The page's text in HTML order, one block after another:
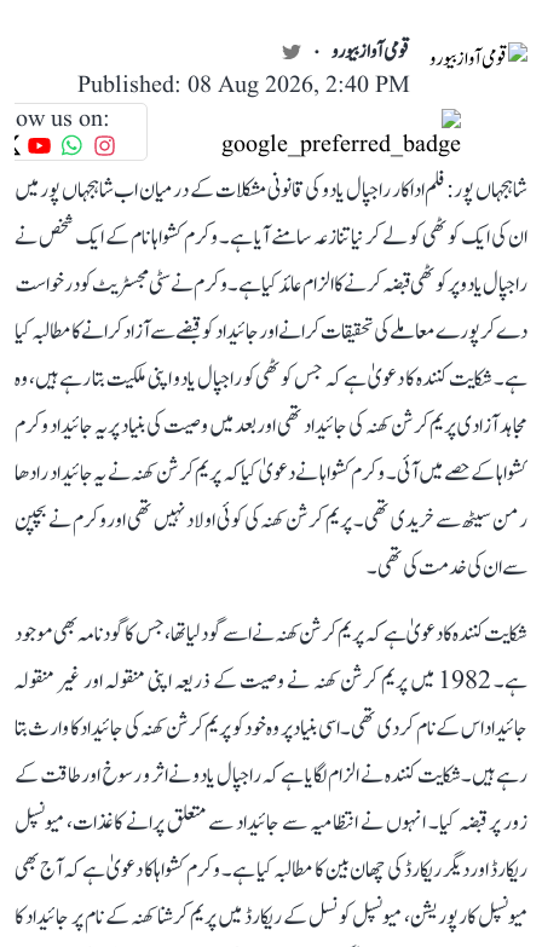
قومی آواز بیورو
Published: 08 Aug 2026, 2:40 PM
us on:
شاہجہاں پور: فلم اداکار راجپال یادو کی قانونی مشکلات کے درمیان اب شاہجہاں پور میں
ان کی ایک کوٹھی کو لے کر نیا تنازعہ سامنے آیا ہے۔ وکرم کشواہا نام کے ایک شخص نے
راجپال یادو پر کوٹھی قبضہ کرنے کا الزام عائد کیا ہے۔ وکرم نے سٹی مجسٹریٹ کو درخواست
دے کر پورے معاملے کی تحقیقات کرانے اور جائیداد کو قبضے سے آزاد کرانے کا مطالبہ کیا
ہے۔ شکایت کنندہ کا دعویٰ ہے کہ جس کوٹھی کو راجپال یادو اپنی ملکیت بتا رہے ہیں، وہ
مجاہد آزادی پریم کرشن کھنہ کی جائیداد تھی اور بعد میں وصیت کی بنیاد پر یہ جائیداد وکرم
کشواہا کے حصے میں آئی۔ وکرم کشواہا نے دعویٰ کیا کہ پریم کرشن کھنہ نے یہ جائیداد رادھا
رمن سیٹھ سے خریدی تھی۔ پریم کرشن کھنہ کی کوئی اولاد نہیں تھی اور وکرم نے بچپن
سے ان کی خدمت کی تھی۔
شکایت کنندہ کا دعویٰ ہے کہ پریم کرشن کھنہ نے اسے گود لیا تھا، جس کا گود نامہ بھی موجود
ہے۔ 1982 میں پریم کرشن کھنہ نے وصیت کے ذریعہ اپنی منقولہ اور غیر منقولہ
جائیداد اس کے نام کر دی تھی۔ اسی بنیاد پر وہ خود کو پریم کرشن کھنہ کی جائیداد کا وارث بتا
رہے ہیں۔ شکایت کنندہ نے الزام لگایا ہے کہ راجپال یادو نے اثر و رسوخ اور طاقت کے
زور پر قبضہ کیا۔ انہوں نے انتظامیہ سے جائیداد سے متعلق پرانے کاغذات، میونسپل
ریکارڈ اور دیگر ریکارڈ کی چھان بین کا مطالبہ کیا ہے۔ وکرم کشواہا کا دعویٰ ہے کہ آج بھی
میونسپل کارپوریشن، میونسپل کونسل کے ریکارڈ میں پریم کرشنا کھنہ کے نام پر جائیداد کا